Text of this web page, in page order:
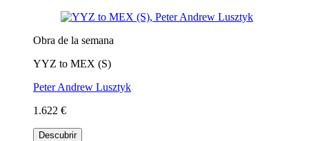
Obra de la semana
YYZ to MEX (S)
Peter Andrew Lusztyk
1.622 €
Descubrir